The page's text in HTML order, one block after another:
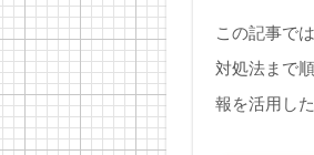
この記事で
対処法まで
報を活用し